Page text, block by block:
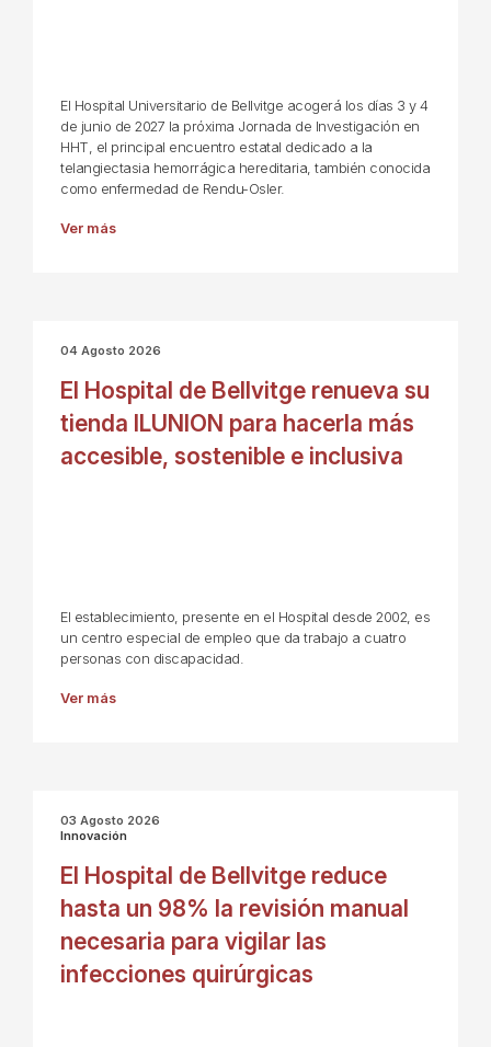
El Hospital Universitario de Bellvitge acogerá los días 3 y 4
de junio de 2027 la próxima Jornada de Investigación en
HHT, el principal encuentro estatal dedicado a la
telangiectasia hemorrágica hereditaria, también conocida
como enfermedad de Rendu-Osler.
Ver más
04 Agosto 2026
El Hospital de Bellvitge renueva su
tienda ILUNION para hacerla más
accesible, sostenible e inclusiva
El establecimiento, presente en el Hospital desde 2002, es
un centro especial de empleo que da trabajo a cuatro
personas con discapacidad.
Ver más
03 Agosto 2026
Innovación
El Hospital de Bellvitge reduce
hasta un 98% la revisión manual
necesaria para vigilar las
infecciones quirúrgicas